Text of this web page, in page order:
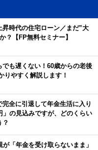
昇時代の住宅ローン／まだ”大
？【FP無料セミナー】
でも遅くない！60歳からの老後
りやすく解説します！
完全に引退して年金生活に入り
」の見込みですが、どのくらい
？
が「年金を受け取らないまま」